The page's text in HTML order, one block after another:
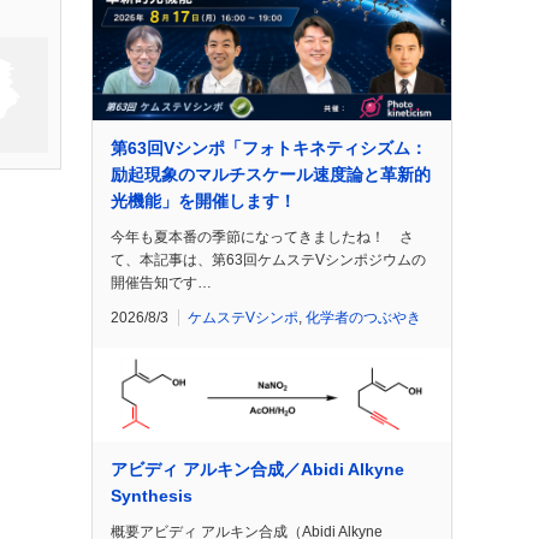
第63回Vシンポ「フォトキネティシズム：
励起現象のマルチスケール速度論と革新的
光機能」を開催します！
今年も夏本番の季節になってきましたね！ さ
て、本記事は、第63回ケムステVシンポジウムの
開催告知です…
2026/8/3 ケムステVシンポ, 化学者のつぶやき
アビディ アルキン合成／Abidi Alkyne
Synthesis
概要アビディ アルキン合成（Abidi Alkyne